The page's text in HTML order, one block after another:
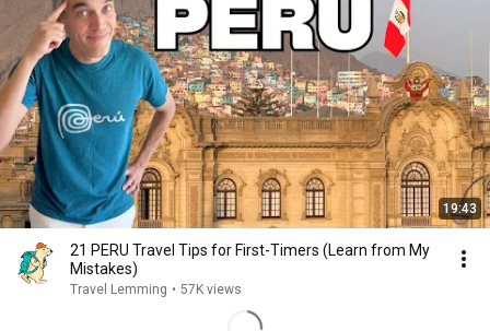
19:43
21 PERU Travel Tips for First-Timers (Learn from My
Mistakes)
Travel Lemming • 57K views